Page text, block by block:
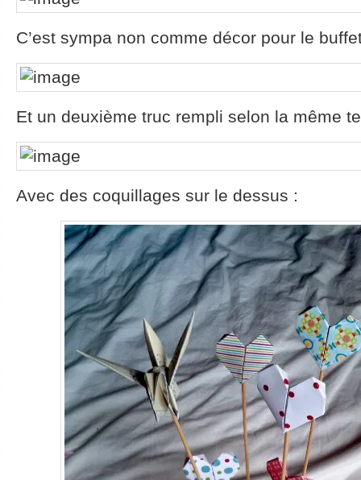
C’est sympa non comme décor pour le
Et un deuxième truc rempli selon la même
Avec des coquillages sur le dessus :